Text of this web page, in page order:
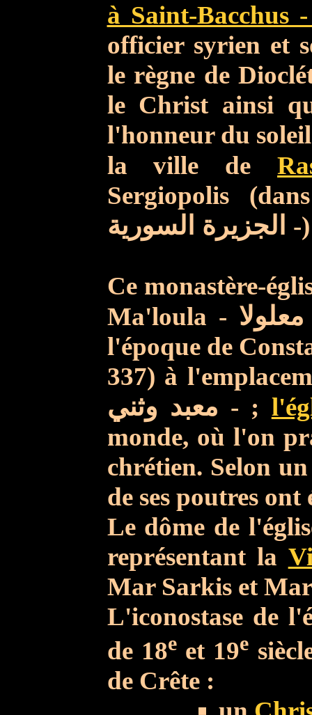
à Saint-Bacchus
officier syrien et
le règne de
le Christ ainsi
l'honneur du
la ville de
Sergiopolis
-
Ce monastère-
Ma'loula -
l'époque de
337) à
معبد وثني - ;
monde, où l'on
chrétien. Selon
de ses poutres ont
Le dôme de
représentant la
Mar Sarkis et
L'iconostase de
de 18eet 19e
de Crête :